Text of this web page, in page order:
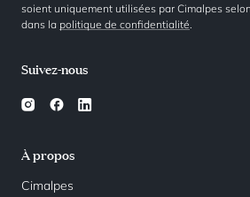
À propos
Cimalpes
Suivez-nous
soient uniquement utilisées par Cimalpes
dans la politique de confidentialité